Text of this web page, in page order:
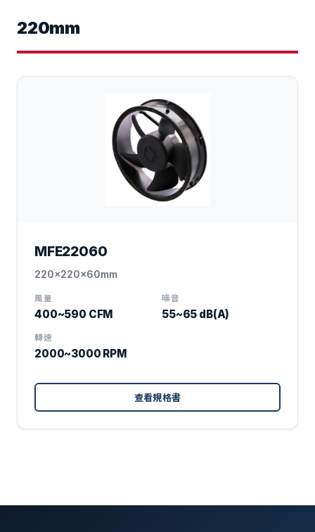
220mm
MFE22060
220x220x60mm
風量
400~590 CFM
噪音
55~65 dB(A)
轉速
2000~3000 RPM
查看規格書